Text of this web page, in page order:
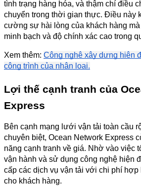
tình trạng hàng hóa, và thậm chí điều
chuyển trong thời gian thực. Điều này
cường sự hài lòng của khách hàng
minh bạch và độ chính xác cao trong
Xem thêm: Công nghệ xây dựng hiện
công trình của nhân loại.
Lợi thế cạnh tranh của
Express
Bên cạnh mạng lưới vận tải toàn cầu
chuyên biệt, Ocean Network Express
năng cạnh tranh về giá. Nhờ vào việc
vận hành và sử dụng công nghệ hiện
cấp các dịch vụ vận tải với chi phí
cho khách hàng.